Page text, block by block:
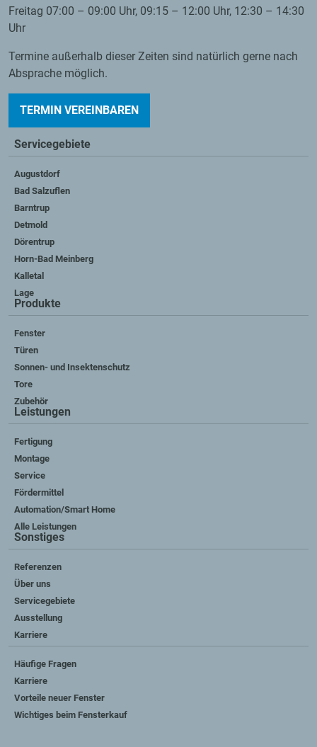
Freitag 07:00 – 09:00 Uhr, 09:15 – 12:00 Uhr, 12:30 – 14:30
Uhr
Termine außerhalb dieser Zeiten sind natürlich gerne nach
Absprache möglich.
TERMIN VEREINBAREN
Servicegebiete
Augustdorf
Bad Salzuflen
Barntrup
Detmold
Dörentrup
Horn-Bad Meinberg
Kalletal
Lage
Produkte
Fenster
Türen
Sonnen- und Insektenschutz
Tore
Zubehör
Leistungen
Fertigung
Montage
Service
Fördermittel
Automation/Smart Home
Alle Leistungen
Sonstiges
Referenzen
Über uns
Servicegebiete
Ausstellung
Karriere
Häufige Fragen
Karriere
Vorteile neuer Fenster
Wichtiges beim Fensterkauf